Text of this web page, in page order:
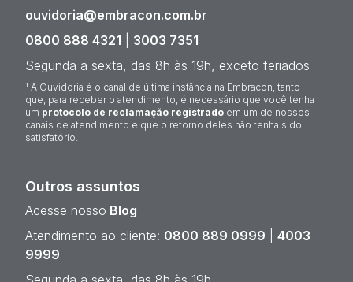
ouvidoria@embracon.com.br
0800 888 4321
3003 7351
Segunda a sexta, das 8h às 19h, exceto feriados
¹ A Ouvidoria é o canal de última instância na Embracon, tanto
que, para receber o atendimento, é necessário que você tenha
um protocolo de reclamação registrado em um de nossos
canais de atendimento e que o retorno deles não tenha sido
satisfatório.
Outros assuntos
Acesse nosso Blog
Atendimento ao cliente: 0800 889 0999
4003
9999